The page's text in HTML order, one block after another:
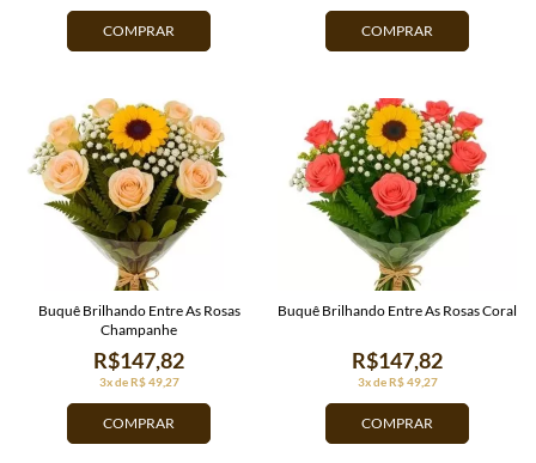
COMPRAR COMPRAR
COMPRAR
3x de R$ 49,27
R$147,82
Buquê Brilhando Entre As Rosas
Champanhe
COMPRAR
3x de R$ 49,27
R$147,82
Buquê Brilhando Entre As Rosas Coral